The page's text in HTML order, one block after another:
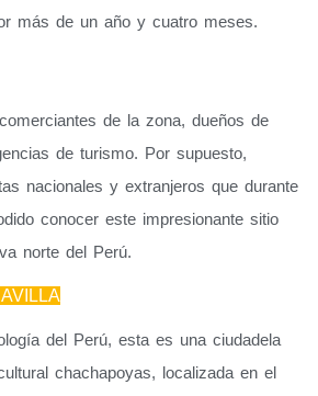
más de un año y cuatro meses.
de la zona, dueños de
de turismo. Por supuesto,
nacionales y extranjeros que durante
conocer este impresionante sitio
norte del Perú.
del Perú, esta es una ciudadela
chachapoyas, localizada en el